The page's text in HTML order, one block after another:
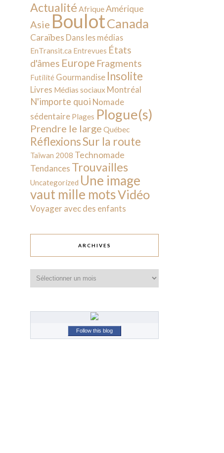
Actualité AfriqueAmérique
Asie BoulotCanada
Caraïbes Dans les médias
EnTransit.ca Entrevues États
d'âmes Europe Fragments
Futilité Gourmandise Insolite
Livres Médias sociaux Montréal
N'importe quoi Nomade
sédentaire Plages Plogue(s)
Prendre le large Québec
RéflexionsSur la route
Taïwan 2008 Technomade
Tendances Trouvailles
Uncategorized Une image
vaut mille motsVidéo
Voyager avec des enfants
ARCHIVES
Follow this blog